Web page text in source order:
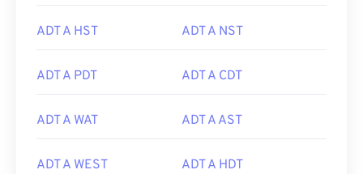
ADT A HST ADT A NST
ADT A PDT ADT A CDT
ADT A WAT ADT A AST
ADT A WEST ADT A HDT